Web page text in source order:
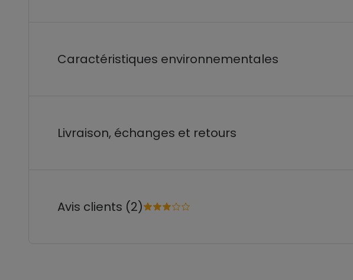
Caractéristiques environnementales
Livraison, échanges et retours
Avis clients (2)